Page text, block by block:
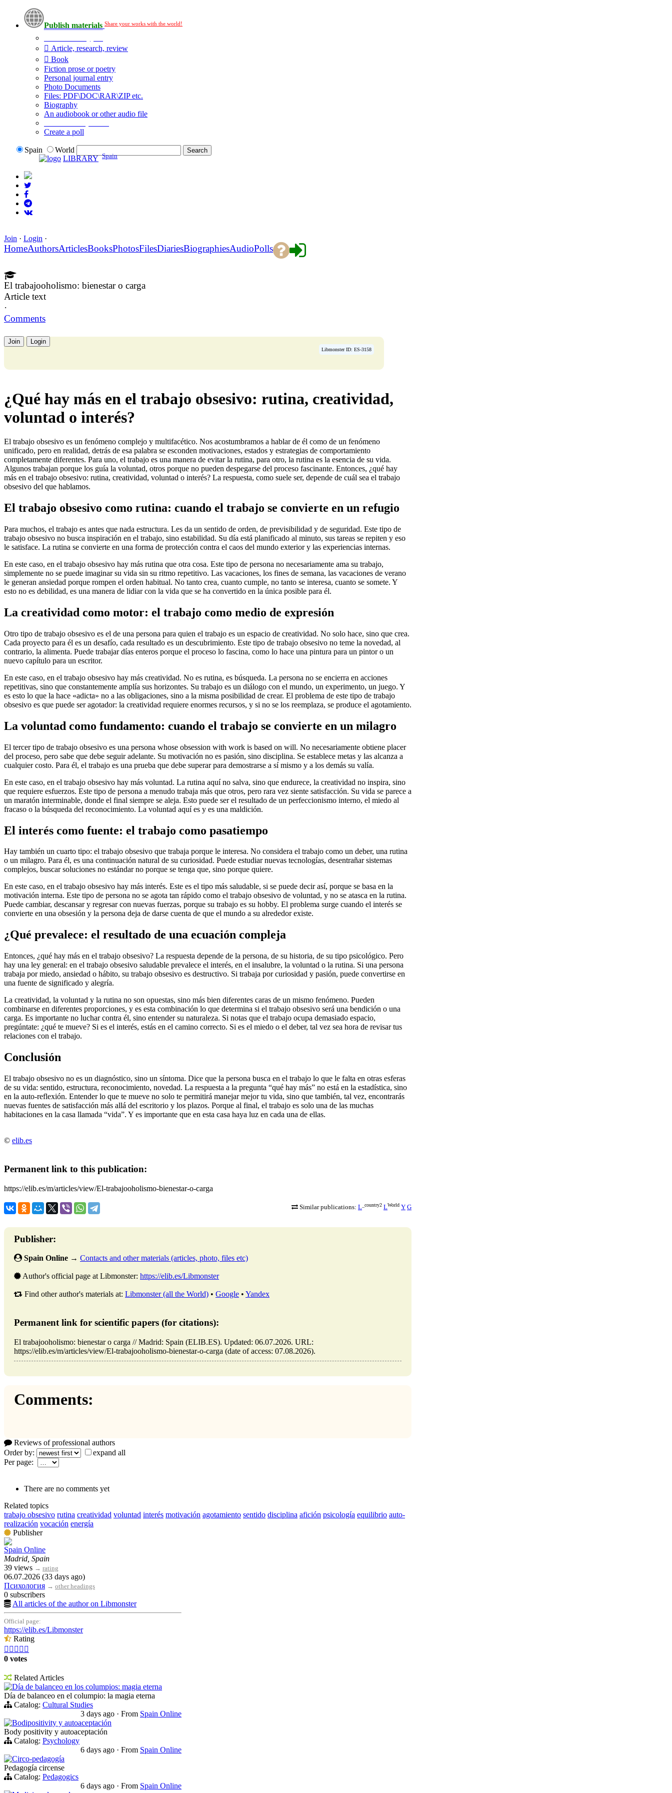
Publish materials Share your works with the world!
Article, research, review
Book
Fiction prose or poetry
Personal journal entry
Photo Documents
Files: PDF\DOC\RAR\ZIP etc.
Biography
An audiobook or other audio file
Create a poll
Spain
World
LIBRARY Spain
Join · Login ·
HomeAuthorsArticlesBooksPhotosFilesDiariesBiographiesAudioPolls
El trabajooholismo: bienestar o carga
Article text
·
Comments
Join Login
Libmonster ID: ES-3158
¿Qué hay más en el trabajo obsesivo: rutina, creatividad,
voluntad o interés?
El trabajo obsesivo es un fenómeno complejo y multifacético. Nos acostumbramos a hablar de él como de un fenómeno
unificado, pero en realidad, detrás de esa palabra se esconden motivaciones, estados y estrategias de comportamiento
completamente diferentes. Para uno, el trabajo es una manera de evitar la rutina, para otro, la rutina es la esencia de su vida.
Algunos trabajan porque los guía la voluntad, otros porque no pueden despegarse del proceso fascinante. Entonces, ¿qué hay
más en el trabajo obsesivo: rutina, creatividad, voluntad o interés? La respuesta, como suele ser, depende de cuál sea el trabajo
obsesivo del que hablamos.
El trabajo obsesivo como rutina: cuando el trabajo se convierte en un refugio
Para muchos, el trabajo es antes que nada estructura. Les da un sentido de orden, de previsibilidad y de seguridad. Este tipo de
trabajo obsesivo no busca inspiración en el trabajo, sino estabilidad. Su día está planificado al minuto, sus tareas se repiten y eso
le satisface. La rutina se convierte en una forma de protección contra el caos del mundo exterior y las experiencias internas.
En este caso, en el trabajo obsesivo hay más rutina que otra cosa. Este tipo de persona no necesariamente ama su trabajo,
simplemente no se puede imaginar su vida sin su ritmo repetitivo. Las vacaciones, los fines de semana, las vacaciones de verano
le generan ansiedad porque rompen el orden habitual. No tanto crea, cuanto cumple, no tanto se interesa, cuanto se somete. Y
esto no es debilidad, es una manera de lidiar con la vida que se ha convertido en la única posible para él.
La creatividad como motor: el trabajo como medio de expresión
Otro tipo de trabajo obsesivo es el de una persona para quien el trabajo es un espacio de creatividad. No solo hace, sino que crea.
Cada proyecto para él es un desafío, cada resultado es un descubrimiento. Este tipo de trabajo obsesivo no teme la novedad, al
contrario, la alimenta. Puede trabajar días enteros porque el proceso lo fascina, como lo hace una pintura para un pintor o un
nuevo capítulo para un escritor.
En este caso, en el trabajo obsesivo hay más creatividad. No es rutina, es búsqueda. La persona no se encierra en acciones
repetitivas, sino que constantemente amplía sus horizontes. Su trabajo es un diálogo con el mundo, un experimento, un juego. Y
es esto lo que la hace «adicta» no a las obligaciones, sino a la misma posibilidad de crear. El problema de este tipo de trabajo
obsesivo es que puede ser agotador: la creatividad requiere enormes recursos, y si no se los reemplaza, se produce el agotamiento.
La voluntad como fundamento: cuando el trabajo se convierte en un milagro
El tercer tipo de trabajo obsesivo es una persona whose obsession with work is based on will. No necesariamente obtiene placer
del proceso, pero sabe que debe seguir adelante. Su motivación no es pasión, sino disciplina. Se establece metas y las alcanza a
cualquier costo. Para él, el trabajo es una prueba que debe superar para demostrarse a sí mismo y a los demás su valía.
En este caso, en el trabajo obsesivo hay más voluntad. La rutina aquí no salva, sino que endurece, la creatividad no inspira, sino
que requiere esfuerzos. Este tipo de persona a menudo trabaja más que otros, pero rara vez siente satisfacción. Su vida se parece a
un maratón interminable, donde el final siempre se aleja. Esto puede ser el resultado de un perfeccionismo interno, el miedo al
fracaso o la búsqueda del reconocimiento. La voluntad aquí es y es una maldición.
El interés como fuente: el trabajo como pasatiempo
Hay también un cuarto tipo: el trabajo obsesivo que trabaja porque le interesa. No considera el trabajo como un deber, una rutina
o un milagro. Para él, es una continuación natural de su curiosidad. Puede estudiar nuevas tecnologías, desentrañar sistemas
complejos, buscar soluciones no estándar no porque se tenga que, sino porque quiere.
En este caso, en el trabajo obsesivo hay más interés. Este es el tipo más saludable, si se puede decir así, porque se basa en la
motivación interna. Este tipo de persona no se agota tan rápido como el trabajo obsesivo de voluntad, y no se atasca en la rutina.
Puede cambiar, descansar y regresar con nuevas fuerzas, porque su trabajo es su hobby. El problema surge cuando el interés se
convierte en una obsesión y la persona deja de darse cuenta de que el mundo a su alrededor existe.
¿Qué prevalece: el resultado de una ecuación compleja
Entonces, ¿qué hay más en el trabajo obsesivo? La respuesta depende de la persona, de su historia, de su tipo psicológico. Pero
hay una ley general: en el trabajo obsesivo saludable prevalece el interés, en el insalubre, la voluntad o la rutina. Si una persona
trabaja por miedo, ansiedad o hábito, su trabajo obsesivo es destructivo. Si trabaja por curiosidad y pasión, puede convertirse en
una fuente de significado y alegría.
La creatividad, la voluntad y la rutina no son opuestas, sino más bien diferentes caras de un mismo fenómeno. Pueden
combinarse en diferentes proporciones, y es esta combinación lo que determina si el trabajo obsesivo será una bendición o una
carga. Es importante no luchar contra él, sino entender su naturaleza. Si notas que el trabajo ocupa demasiado espacio,
pregúntate: ¿qué te mueve? Si es el interés, estás en el camino correcto. Si es el miedo o el deber, tal vez sea hora de revisar tus
relaciones con el trabajo.
Conclusión
El trabajo obsesivo no es un diagnóstico, sino un síntoma. Dice que la persona busca en el trabajo lo que le falta en otras esferas
de su vida: sentido, estructura, reconocimiento, novedad. La respuesta a la pregunta “qué hay más” no está en la estadística, sino
en la auto-reflexión. Entender lo que te mueve no solo te permitirá manejar mejor tu vida, sino que también, tal vez, encontrarás
nuevas fuentes de satisfacción más allá del escritorio y los plazos. Porque al final, el trabajo es solo una de las muchas
habitaciones en la casa llamada “vida”. Y es importante que en esta casa haya luz en cada una de ellas.
© elib.es
Permanent link to this publication:
https://elib.es/m/articles/view/El-trabajooholismo-bienestar-o-carga
Similar publications: L _country2 LWorld Y G
Publisher:
Spain Online → Contacts and other materials (articles, photo, files etc)
Author's official page at Libmonster: https://elib.es/Libmonster
Find other author's materials at: Libmonster (all the World) • Google • Yandex
Permanent link for scientific papers (for citations):
El trabajooholismo: bienestar o carga // Madrid: Spain (ELIB.ES). Updated: 06.07.2026. URL:
https://elib.es/m/articles/view/El-trabajooholismo-bienestar-o-carga (date of access: 07.08.2026).
Comments:
Reviews of professional authors
Order by:
expand all
Per page:
There are no comments yet
Related topics
trabajo obsesivo rutina creatividad voluntad interés motivación agotamiento sentido disciplina afición psicología equilibrio auto-
realización vocación energía
Publisher
Spain Online
Madrid, Spain
39 views → rating
06.07.2026 (33 days ago)
Психология → other headings
0 subscribers
All articles of the author on Libmonster
Official page:
https://elib.es/Libmonster
Rating
    
0 votes
Related Articles
Día de balanceo en los columpios: magia eterna
Día de balanceo en el columpio: la magia eterna
Catalog: Cultural Studies
3 days ago · From Spain Online
Bodipositivity y autoaceptación
Body positivity y autoaceptación
Catalog: Psychology
6 days ago · From Spain Online
Circo-pedagogía
Pedagogía circense
Catalog: Pedagogics
6 days ago · From Spain Online